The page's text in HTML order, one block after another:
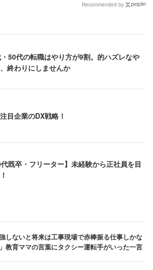
Recommended by
50代の転職はやり方が9割。的ハズレなや
終わりにしませんか
目企業のDX戦略！
代既卒・フリーター】未経験から正社員を目
強しないと将来は工事現場で赤棒振る仕事しかな
教育ママの言葉にタクシー運転手がいった一言